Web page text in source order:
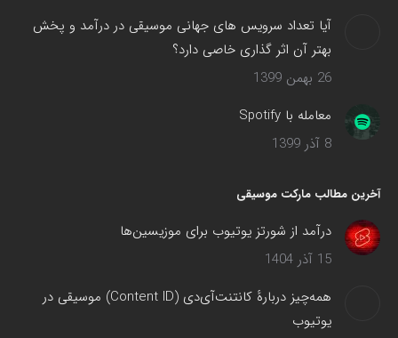
آیا تعداد سرویس های جهانی موسیقی در درآمد و پخش
بهتر آن اثر گذاری خاصی دارد؟
26 بهمن 1399
معامله با Spotify
8 آذر 1399
آخرین مطالب مارکت موسیقی
درآمد از شورتز یوتیوب برای موزیسین‌ها
15 آذر 1404
همه‌چیز دربارهٔ کانتنت‌آی‌دی (Content ID) موسیقی در
یوتیوب